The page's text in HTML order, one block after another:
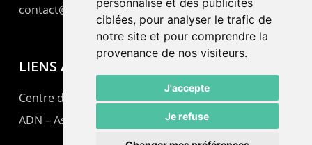
personnalisé et des publicités
ciblées, pour analyser le trafic de
notre site et pour comprendre la
provenance de nos visiteurs.
J'accepte
Je refuse
contact@lepommier.ch
LIENS AMIS
Centre de culture ABC
ADN – Association Danse Neuchâtel